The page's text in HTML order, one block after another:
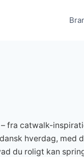
fra catwalk-
hverdag, med
du roligt kan